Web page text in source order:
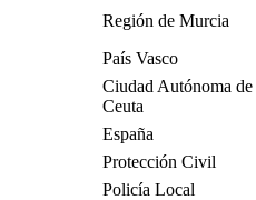
Región de Murcia
País Vasco
Ciudad Autónoma de
Ceuta
España
Protección Civil
Policía Local